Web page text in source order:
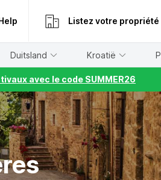
Listez votre propriété
Duitsland Kroatië
avec le code SUMMER26